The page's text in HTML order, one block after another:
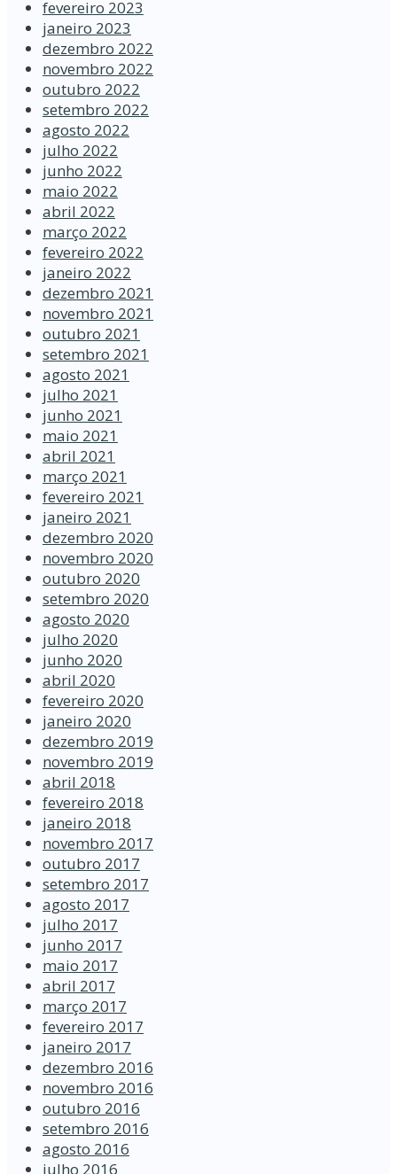
fevereiro 2023
janeiro 2023
dezembro 2022
novembro 2022
outubro 2022
setembro 2022
agosto 2022
julho 2022
junho 2022
maio 2022
abril 2022
março 2022
fevereiro 2022
janeiro 2022
dezembro 2021
novembro 2021
outubro 2021
setembro 2021
agosto 2021
julho 2021
junho 2021
maio 2021
abril 2021
março 2021
fevereiro 2021
janeiro 2021
dezembro 2020
novembro 2020
outubro 2020
setembro 2020
agosto 2020
julho 2020
junho 2020
abril 2020
fevereiro 2020
janeiro 2020
dezembro 2019
novembro 2019
abril 2018
fevereiro 2018
janeiro 2018
novembro 2017
outubro 2017
setembro 2017
agosto 2017
julho 2017
junho 2017
maio 2017
abril 2017
março 2017
fevereiro 2017
janeiro 2017
dezembro 2016
novembro 2016
outubro 2016
setembro 2016
agosto 2016
julho 2016